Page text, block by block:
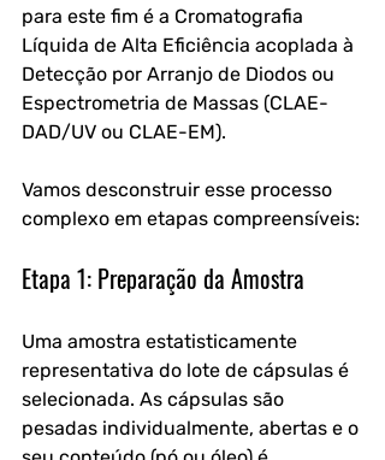
para este fim é a Cromatografia
Líquida de Alta Eficiência acoplada à
Detecção por Arranjo de Diodos ou
Espectrometria de Massas (CLAE-
DAD/UV ou CLAE-EM).
Vamos desconstruir esse processo
complexo em etapas compreensíveis:
Etapa 1: Preparação da Amostra
Uma amostra estatisticamente
representativa do lote de cápsulas é
selecionada. As cápsulas são
pesadas individualmente, abertas e o